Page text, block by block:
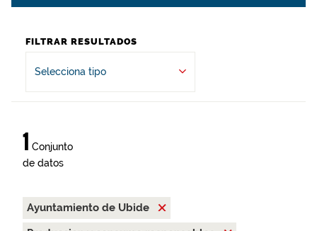
FILTRAR RESULTADOS
Selecciona tipo
1 Conjunto
de datos
Ayuntamiento de Ubide